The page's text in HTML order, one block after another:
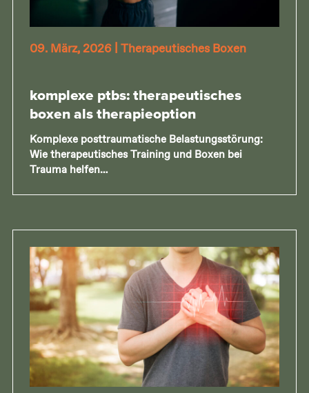
09. März, 2026 Therapeutisches Boxen
komplexe ptbs: therapeutisches
boxen als therapieoption
Komplexe posttraumatische Belastungsstörung:
Wie therapeutisches Training und Boxen bei
Trauma helfen…